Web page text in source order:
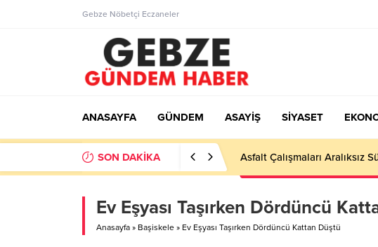
Gebze Nöbetçi Eczaneler
ANASAYFA GÜNDEM ASAYİŞ SİYASET
SON DAKİKA Ortaöğretime Geçiş Tercih ve
Ev Eşyası Taşırken Dördüncü
Anasayfa » Başiskele » Ev Eşyası Taşırken Dördüncü Kattan Düştü